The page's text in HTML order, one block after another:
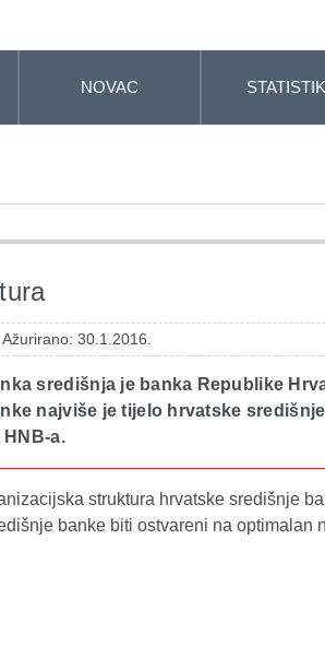
NOVAC
Ažurirano: 30.1.2016.
središnja je banka Republike
najviše je tijelo hrvatske
a.
struktura hrvatske središnje
banke biti ostvareni na optimalan